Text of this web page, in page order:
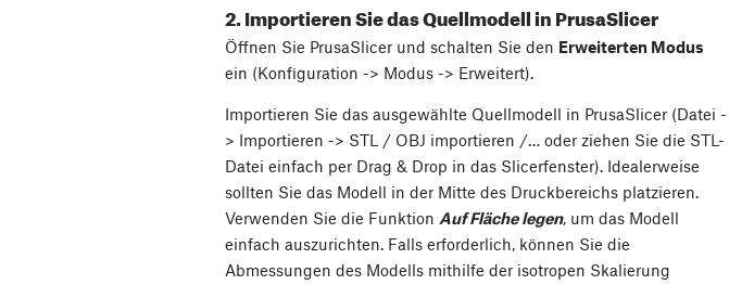
2. Importieren Sie das Quellmodell in PrusaSlicer
Öffnen Sie PrusaSlicer und schalten Sie den Erweiterten Modus
ein (Konfiguration -> Modus -> Erweitert).
Importieren Sie das ausgewählte Quellmodell in PrusaSlicer (Datei -
> Importieren -> STL / OBJ importieren /… oder ziehen Sie die STL-
Datei einfach per Drag & Drop in das Slicerfenster). Idealerweise
sollten Sie das Modell in der Mitte des Druckbereichs platzieren.
Verwenden Sie die Funktion Auf Fläche legen, um das Modell
einfach auszurichten. Falls erforderlich, können Sie die
Abmessungen des Modells mithilfe der isotropen Skalierung